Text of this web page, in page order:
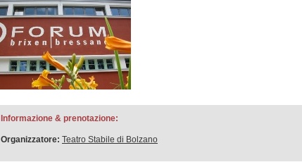
Informazione & prenotazione:
Organizzatore: Teatro Stabile di Bolzano